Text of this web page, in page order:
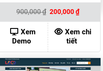
900,000₫ Giá
là:
900,000 ₫.
200,000₫Giá
hiện
tại
là:
Xem
Demo
Xem chi
tiết